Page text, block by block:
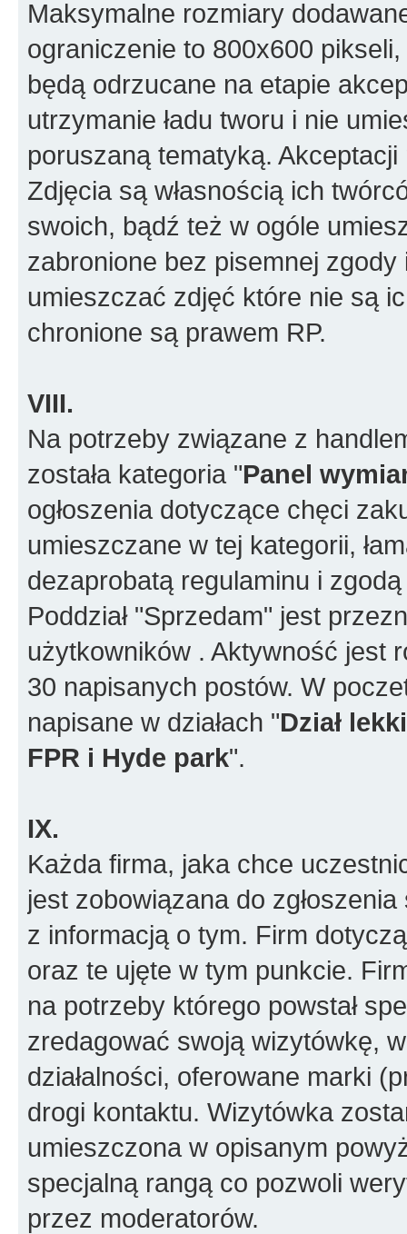
Maksymalne rozmiary
ograniczenie to 800x600
będą odrzucane na etapie
utrzymanie ładu tworu i nie
poruszaną tematyką.
Zdjęcia są własnością ich
swoich, bądź też w ogóle
zabronione bez pisemnej
umieszczać zdjęć które nie są
chronione są prawem RP.
VIII.
Na potrzeby związane z
została kategoria "Panel
ogłoszenia dotyczące chęci
umieszczane w tej kategorii,
dezaprobatą regulaminu i
Poddział "Sprzedam" jest
użytkowników . Aktywność jest
30 napisanych postów. W
napisane w działach "Dział
FPR i Hyde park".
IX.
Każda firma, jaka chce
jest zobowiązana do
z informacją o tym. Firm
oraz te ujęte w tym punkcie.
na potrzeby którego powstał
zredagować swoją wizytówkę,
działalności, oferowane marki
drogi kontaktu. Wizytówka
umieszczona w opisanym
specjalną rangą co pozwoli
przez moderatorów.